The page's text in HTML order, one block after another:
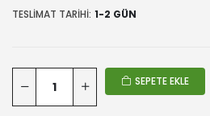
TESLIMAT TARIHI: 1-2 GÜN
SEPETE EKLE